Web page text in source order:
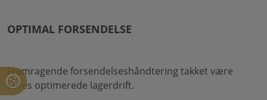
OPTIMAL FORSENDELSE
Fremragende forsendelseshåndtering takket være
vores optimerede lagerdrift.